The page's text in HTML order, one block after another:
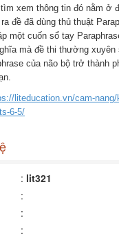
xem thông tin đó nằm ở
đề đã dùng thủ thuật
một cuốn sổ tay
mà đề thi thường
của não bộ trở thành
liteducation.vn/cam-
6-5/
: lit321
:
:
: